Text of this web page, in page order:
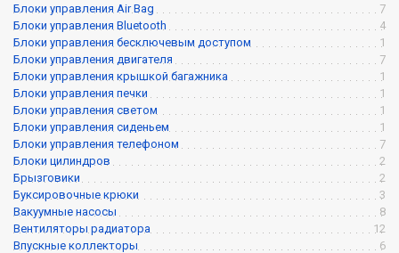
Блоки управления Air Bag
7
Блоки управления Bluetooth
4
Блоки управления бесключевым доступом
1
Блоки управления двигателя
7
Блоки управления крышкой багажника
1
Блоки управления печки
1
Блоки управления светом
1
Блоки управления сиденьем
1
Блоки управления телефоном
7
Блоки цилиндров
2
Брызговики
2
Буксировочные крюки
3
Вакуумные насосы
8
Вентиляторы радиатора
12
Впускные коллекторы
6